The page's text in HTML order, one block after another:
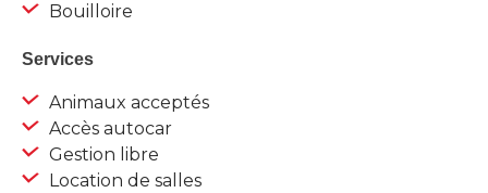
Bouilloire
Services
Animaux acceptés
Accès autocar
Gestion libre
Location de salles